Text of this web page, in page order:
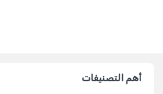
أهم التصنيفات